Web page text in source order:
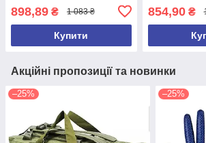
898,89 ₴ 1 083 ₴
Купити
854,90₴
Акційні пропозиції та новинки
–25% –25%